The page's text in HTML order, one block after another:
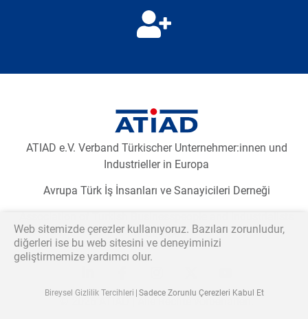
E-Bülten aboneliğini yükleyiniz
ATIAD e.V. Verband Türkischer Unternehmer:innen und
Industrieller in Europa
Avrupa Türk İş İnsanları ve Sanayicileri Derneği
in Europe
© 2026 ATİAD | Alle Rechte vorbehalten.
Web sitemizde çerezler kullanıyoruz. Bazıları zorunludur,
diğerleri ise bu web sitesini ve deneyiminizi
geliştirmemize yardımcı olur.
Bireysel Gizlilik Tercihleri Sadece Zorunlu Çerezleri Kabul Et